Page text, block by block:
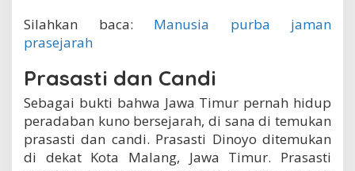
Silahkan baca: Manusia purba jaman
prasejarah
Prasasti dan Candi
Sebagai bukti bahwa Jawa Timur pernah hidup
peradaban kuno bersejarah, di sana di temukan
prasasti dan candi. Prasasti Dinoyo ditemukan
di dekat Kota Malang, Jawa Timur. Prasasti